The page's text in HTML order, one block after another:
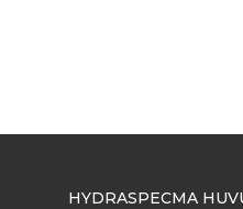
HYDRASPECMA